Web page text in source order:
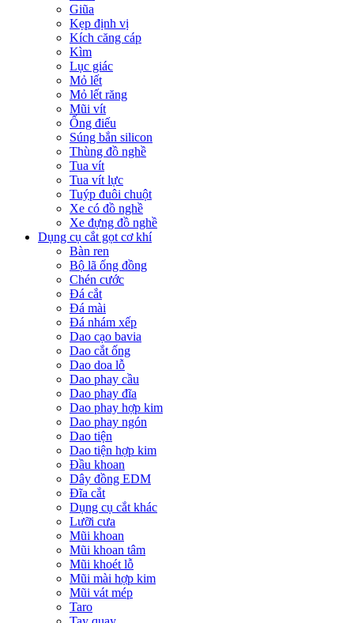
Giũa
Kẹp định vị
Kích căng cáp
Kìm
Lục giác
Mỏ lết
Mỏ lết răng
Mũi vít
Ống điếu
Súng bắn silicon
Thùng đồ nghề
Tua vít
Tua vít lực
Tuýp đuôi chuột
Xe có đồ nghề
Xe đựng đồ nghề
Dụng cụ cắt gọt cơ khí
Bàn ren
Bộ lã ống đồng
Chén cước
Đá cắt
Đá mài
Đá nhám xếp
Dao cạo bavia
Dao cắt ống
Dao doa lỗ
Dao phay cầu
Dao phay đĩa
Dao phay hợp kim
Dao phay ngón
Dao tiện
Dao tiện hợp kim
Đầu khoan
Dây đồng EDM
Đĩa cắt
Dụng cụ cắt khác
Lưỡi cưa
Mũi khoan
Mũi khoan tâm
Mũi khoét lỗ
Mũi mài hợp kim
Mũi vát mép
Taro